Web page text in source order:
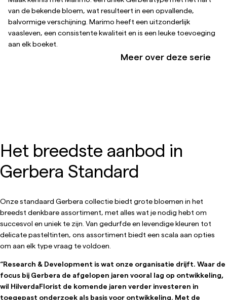
van de bekende bloem, wat resulteert in een opvallende,
balvormige verschijning. Marimo heeft een uitzonderlijk
vaasleven, een consistente kwaliteit en is een leuke toevoeging
aan elk boeket.
Meer over deze serie
Het breedste aanbod in
Gerbera Standard
Onze standaard Gerbera collectie biedt grote bloemen in het
breedst denkbare assortiment, met alles wat je nodig hebt om
succesvol en uniek te zijn. Van gedurfde en levendige kleuren tot
delicate pasteltinten, ons assortiment biedt een scala aan opties
om aan elk type vraag te voldoen.
“Research & Development is wat onze organisatie drijft. Waar de
focus bij Gerbera de afgelopen jaren vooral lag op ontwikkeling,
wil HilverdaFlorist de komende jaren verder investeren in
toegepast onderzoek als basis voor ontwikkeling. Met de